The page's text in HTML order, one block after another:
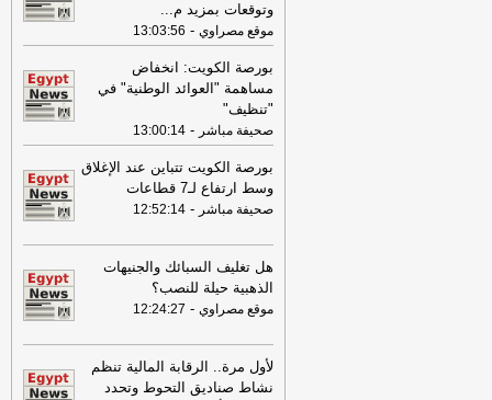
وتوقعات بمزيد م...
موقع مصراوي -
13:03:56
بورصة الكويت: انخفاض
مساهمة "العوائد الوطنية" في
"تنظيف"
صحيفة مباشر -
13:00:14
بورصة الكويت تتباين عند الإغلاق
وسط ارتفاع لـ7 قطاعات
صحيفة مباشر -
12:52:14
هل تغليف السبائك والجنيهات
الذهبية حيلة للنصب؟
موقع مصراوي -
12:24:27
لأول مرة.. الرقابة المالية تنظم
نشاط صناديق التحوط وتحدد